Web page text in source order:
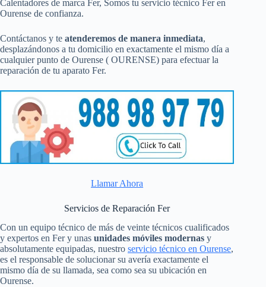
Calentadores de marca Fer, Somos tu servicio técnico Fer en
Ourense de confianza.
Contáctanos y te atenderemos de manera inmediata,
desplazándonos a tu domicilio en exactamente el mismo día a
cualquier punto de Ourense ( OURENSE) para efectuar la
reparación de tu aparato Fer.
Llamar Ahora
Servicios de Reparación Fer
Con un equipo técnico de más de veinte técnicos cualificados
y expertos en Fer y unas unidades móviles modernas y
absolutamente equipadas, nuestro servicio técnico en Ourense,
es el responsable de solucionar su avería exactamente el
mismo día de su llamada, sea como sea su ubicación en
Ourense.